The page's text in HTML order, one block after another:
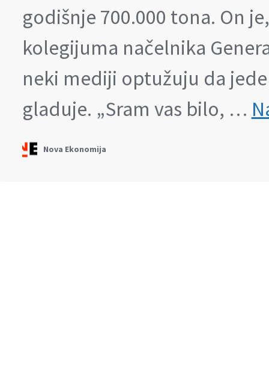
godišnje 700.000 tona. On
kolegijuma načelnika
neki mediji optužuju da
gladuje. „Sram vas bilo, …
Nova Ekonomija